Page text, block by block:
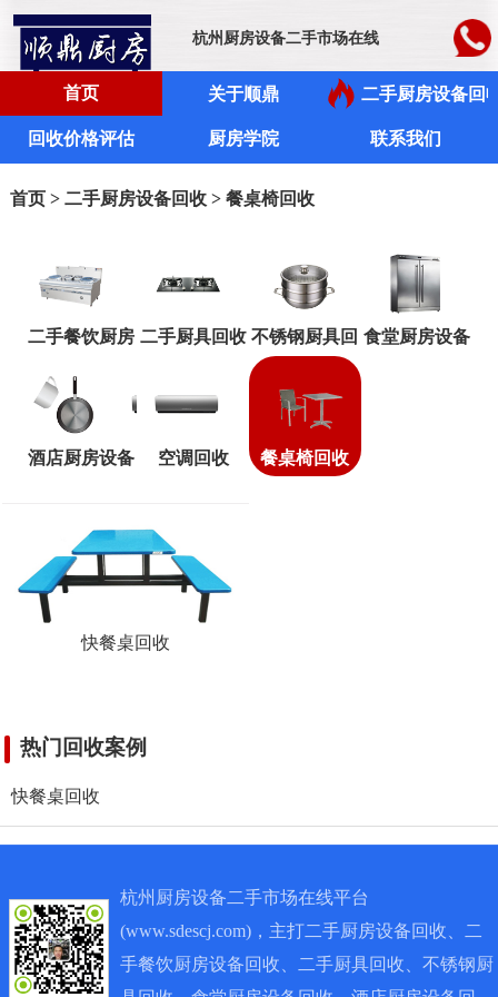
杭州厨房设备二手市场在线
首页 关于顺鼎 二手厨房设备回
回收价格评估 厨房学院 联系我们
首页> 二手厨房设备回收> 餐桌椅回收
二手餐饮厨房
设备回收
二手厨具回收 不锈钢厨具回 食堂厨房设备
酒店厨房设备 空调回收 餐桌椅回收
快餐桌回收
热门回收案例
快餐桌回收
杭州厨房设备二手市场在线平台
(www.sdescj.com)，主打二手厨房设备回收、二
手餐饮厨房设备回收、二手厨具回收、不锈钢厨